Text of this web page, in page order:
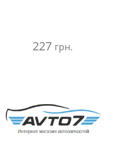
227 грн.